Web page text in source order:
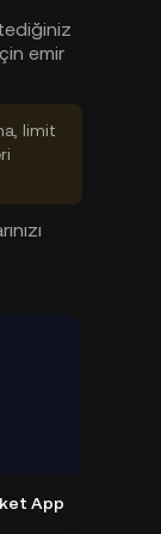
emir
limit
App